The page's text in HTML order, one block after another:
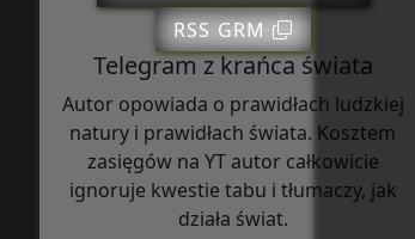
RSS GRM
Telegram z krańca świata
Autor opowiada o prawidłach ludzkiej
natury i prawidłach świata. Kosztem
zasięgów na YT autor całkowicie
ignoruje kwestie tabu i tłumaczy, jak
działa świat.